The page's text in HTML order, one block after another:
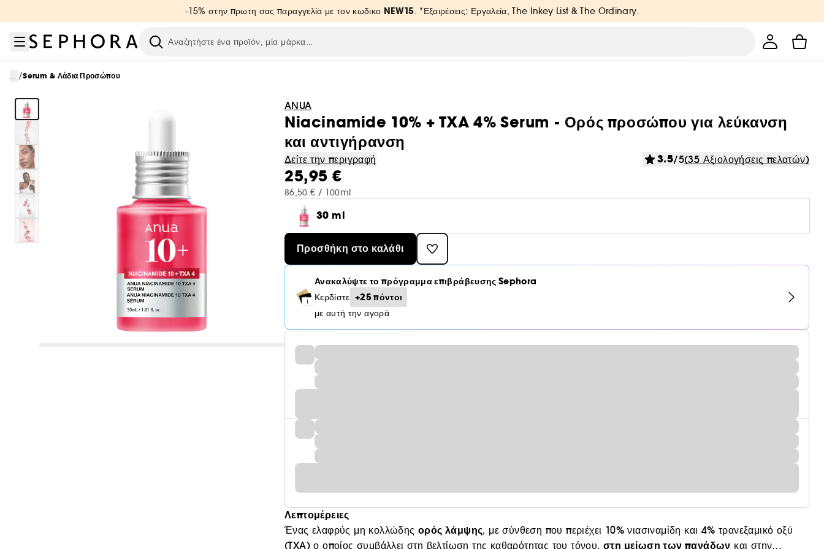
-15% στην πρωτη σας παραγγελία με τον κωδικο NEW15. *Εξαιρέσεις: Εργαλεία, The Inkey List & The Ordinary.
Ερευνήστε
... /Serum & Λάδια Προσώπου
ANUA
Niacinamide 10% + TXA 4% Serum - Ορός προσώπου για λεύκανση
και αντιγήρανση
Δείτε την περιγραφή 3.5/5(35 Αξιολογήσεις πελατών)
25,95 €
86,50 € / 100ml
30 ml
Προσθήκη στο καλάθι
Ανακαλύψτε το πρόγραμμα επιβράβευσης Sephora
Κερδίστε +25 πόντοι
με αυτή την αγορά
Λεπτομέρειες
Ένας ελαφρύς μη κολλώδης ορός λάμψης, με σύνθεση που περιέχει 10% νιασιναμίδη και 4% τρανεξαμικό οξύ
(TXA) ο οποίος συμβάλλει στη βελτίωση της καθαρότητας του τόνου, στη μείωση των πανάδων και στην